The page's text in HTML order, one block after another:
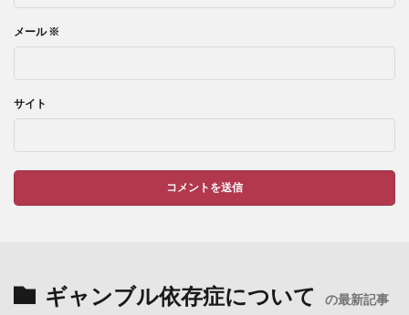
メール※
サイト
ギャンブル依存症について の最新記事